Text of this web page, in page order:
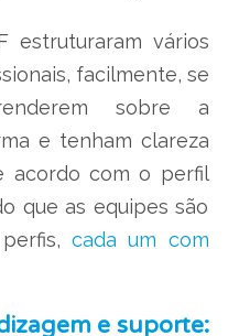
estruturaram vários
facilmente, se
sobre a
e tenham clareza
acordo com o perfil
que as equipes são
cada um com
e suporte: